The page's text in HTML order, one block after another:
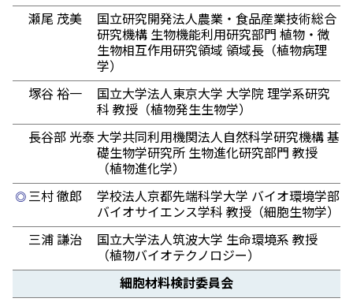
瀬尾 茂美
国立研究開発法人農業・食品産業技術総合
研究機構 生物機能利用研究部門 植物・微
生物相互作用研究領域 領域長（植物病理
学）
塚谷 裕一
国立大学法人東京大学 大学院 理学系研究
科 教授（植物発生生物学）
長谷部 光泰 大学共同利用機関法人自然科学研究機構 基
礎生物学研究所 生物進化研究部門 教授
（植物進化学）
◎ 三村 徹郎
学校法人京都先端科学大学 バイオ環境学部
バイオサイエンス学科 教授（細胞生物学）
三浦 謙治
国立大学法人筑波大学 生命環境系 教授
（植物バイオテクノロジー）
細胞材料検討委員会